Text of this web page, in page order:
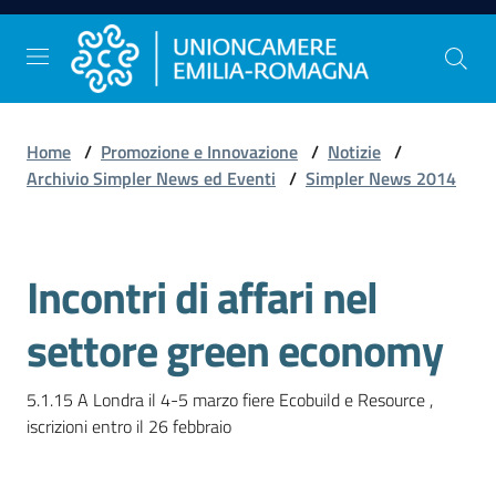
Vai al contenuto
Vai alla navigazione
Vai al footer
Comunicazione
Studi
e
Statistica
Home / Promozione e Innovazione / Notizie /
Archivio Simpler News ed Eventi / Simpler News 2014
Salta al contenuto
Incontri di affari nel
settore green economy
5.1.15 A Londra il 4-5 marzo fiere Ecobuild e Resource ,